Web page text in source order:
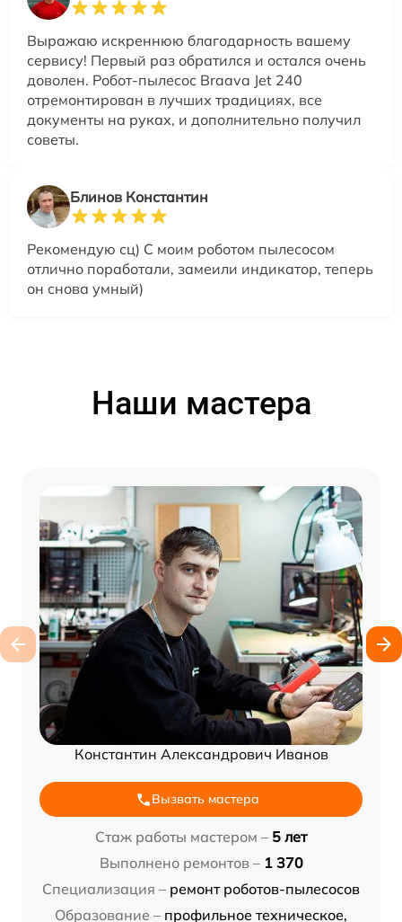
Выражаю искреннюю благодарность вашему
сервису! Первый раз обратился и остался очень
доволен. Робот-пылесос Braava Jet 240
отремонтирован в лучших традициях, все
документы на руках, и дополнительно получил
советы.
Блинов Константин
Рекомендую сц) С моим роботом пылесосом
отлично поработали, замеили индикатор, теперь
он снова умный)
Наши мастера
Константин Александрович Иванов
Вызвать мастера
Стаж работы мастером – 5 лет
Выполнено ремонтов – 1 370
Специализация – ремонт роботов-пылесосов
Образование – профильное техническое,